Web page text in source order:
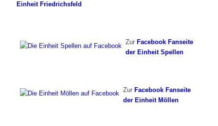
Einheit Friedrichsfeld
Zur Facebook Fanseite
der Einheit Spellen
Zur Facebook Fanseite
der Einheit Möllen